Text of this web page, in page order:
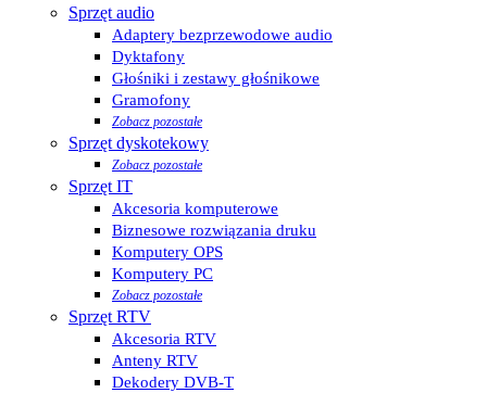
Sprzęt audio
Adaptery bezprzewodowe audio
Dyktafony
Głośniki i zestawy głośnikowe
Gramofony
Zobacz pozostałe
Sprzęt dyskotekowy
Zobacz pozostałe
Sprzęt IT
Akcesoria komputerowe
Biznesowe rozwiązania druku
Komputery OPS
Komputery PC
Zobacz pozostałe
Sprzęt RTV
Akcesoria RTV
Anteny RTV
Dekodery DVB-T